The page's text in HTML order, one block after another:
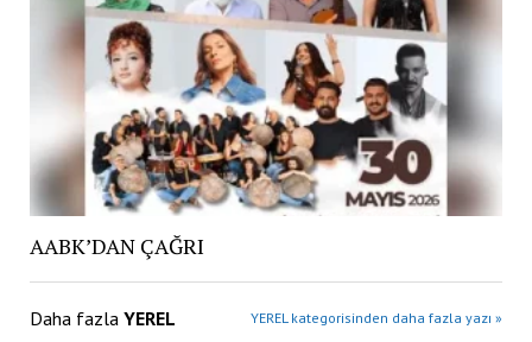
AABK’DAN ÇAĞRI
Daha fazla YEREL YEREL kategorisinden daha fazla yazı »